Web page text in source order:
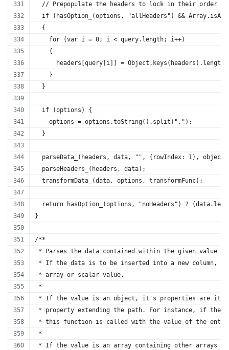
  // Prepopulate the headers to lock in their order
if (hasOption_(options, "allHeaders") &&
  {
    for (var i = 0; i < query.length; i++)
    {
      headers[query[i]] = Object.keys(headers).length;
    }
  }
  if (options) {
    options = options.toString().split(",");
  }
parseData_(headers, data, "", {rowIndex: 1},
  parseHeaders_(headers, data);
  transformData_(data, options, transformFunc);
return hasOption_(options, "noHeaders") ?
}
/**
* Parses the data contained within the given value
* If the data is to be inserted into a new column, a
* array or scalar value.
*
* If the value is an object, it's properties are
* property extending the path. For instance, if the
* this function is called with the value of the entry
*
* If the value is an array containing other arrays